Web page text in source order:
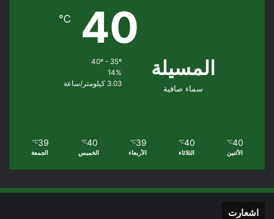
المسيلة
سماء صافية
40
℃
14%
3.03 كيلومتر/ساعة
40
℃
الأثنين
40
℃
الثلاثاء
39
℃
الأربعاء
40
℃
الخميس
39
℃
الجمعة
اشعارت